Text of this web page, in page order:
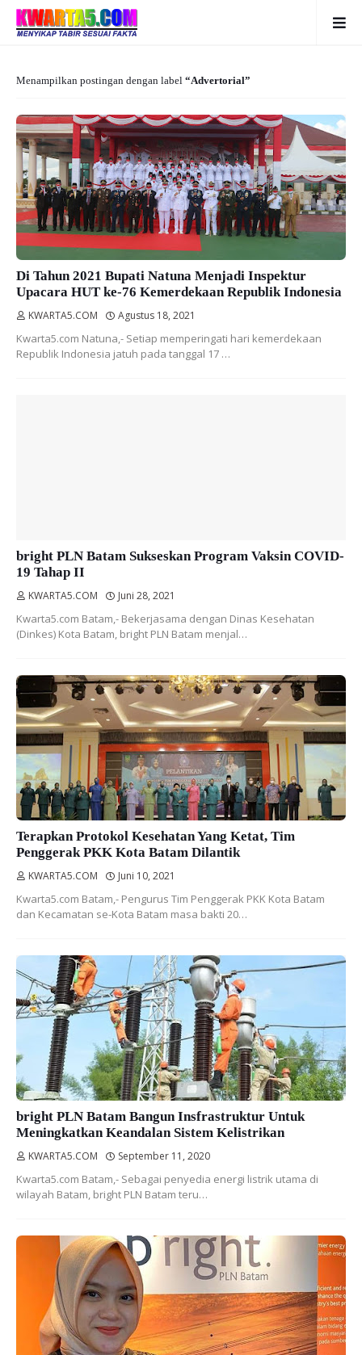
Menampilkan postingan dengan label Advertorial
Di Tahun 2021 Bupati Natuna Menjadi Inspektur
Upacara HUT ke-76 Kemerdekaan Republik Indonesia
KWARTA5.COM Agustus 18, 2021
Kwarta5.com Natuna,- Setiap memperingati hari kemerdekaan
Republik Indonesia jatuh pada tanggal 17 …
bright PLN Batam Sukseskan Program Vaksin COVID-
19 Tahap II
KWARTA5.COM Juni 28, 2021
Kwarta5.com Batam,- Bekerjasama dengan Dinas Kesehatan
(Dinkes) Kota Batam, bright PLN Batam menjal…
Terapkan Protokol Kesehatan Yang Ketat, Tim
Penggerak PKK Kota Batam Dilantik
KWARTA5.COM Juni 10, 2021
Kwarta5.com Batam,- Pengurus Tim Penggerak PKK Kota Batam
dan Kecamatan se-Kota Batam masa bakti 20…
bright PLN Batam Bangun Insfrastruktur Untuk
Meningkatkan Keandalan Sistem Kelistrikan
KWARTA5.COM September 11, 2020
Kwarta5.com Batam,- Sebagai penyedia energi listrik utama di
wilayah Batam, bright PLN Batam teru…